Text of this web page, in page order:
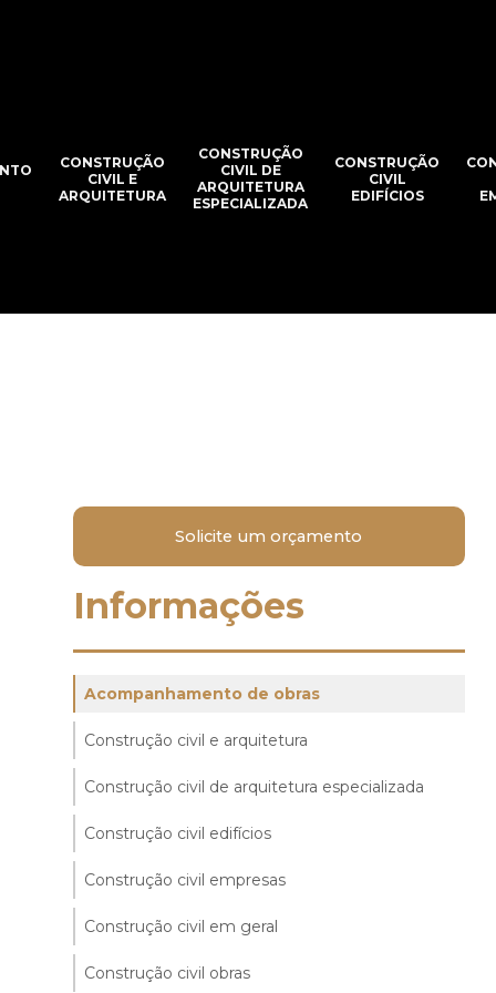
CONSTRUÇÃO
CIVIL E
ARQUITETURA
CONSTRUÇÃO
CIVIL DE
ARQUITETURA
ESPECIALIZADA
CONSTRUÇÃO
CIVIL
EDIFÍCIOS
Solicite um orçamento
Informações
Acompanhamento de obras
Construção civil e arquitetura
Construção civil de arquitetura especializada
Construção civil edifícios
Construção civil empresas
Construção civil em geral
Construção civil obras